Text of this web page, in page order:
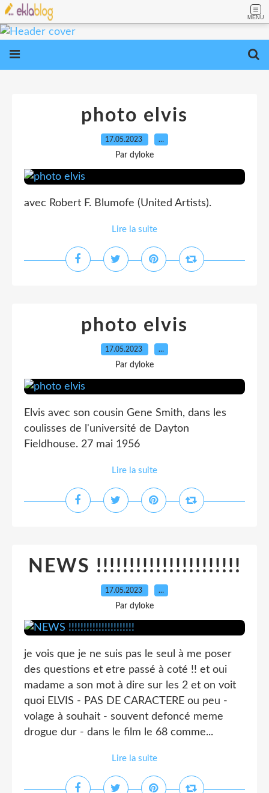
MENU
photo elvis
17.05.2023 …
Par dyloke
avec Robert F. Blumofe (United Artists).
Lire la suite
photo elvis
17.05.2023 …
Par dyloke
Elvis avec son cousin Gene Smith, dans les
coulisses de l'université de Dayton
Fieldhouse. 27 mai 1956
Lire la suite
NEWS !!!!!!!!!!!!!!!!!!!!!!
17.05.2023 …
Par dyloke
je vois que je ne suis pas le seul à me poser
des questions et etre passé à coté !! et oui
madame a son mot à dire sur les 2 et on voit
quoi ELVIS - PAS DE CARACTERE ou peu -
volage à souhait - souvent defoncé meme
drogue dur - dans le film le 68 comme...
Lire la suite